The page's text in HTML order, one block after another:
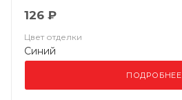
126 ₽
Цвет отделки
Синий
ПОДРОБНЕЕ